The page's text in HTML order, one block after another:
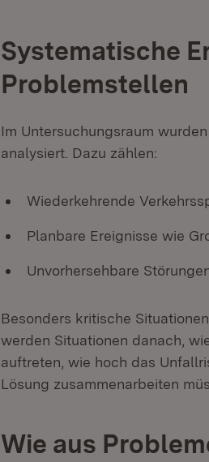
Systematische
Problemstellen
Im Untersuchungsraum
analysiert. Dazu zählen:
Wiederkehrende
Planbare Ereignisse wie
Unvorhersehbare
Besonders kritische
werden Situationen danach,
auftreten, wie hoch das
Lösung zusammenarbeiten
Wie aus